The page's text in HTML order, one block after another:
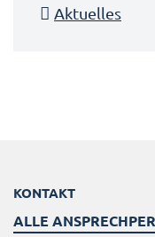
Aktuelles
KONTAKT
ALLE